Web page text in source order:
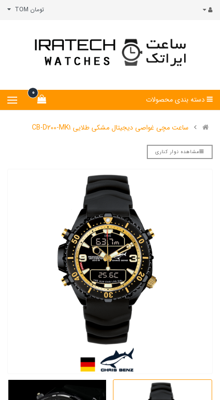
تومان TOM
0
دسته بندی محصولات
ساعت مچی غواصی دیجیتال مشکی طلایی CB-D200-MK1
مشاهده نوار کناری